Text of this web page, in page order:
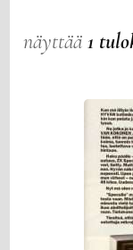
näyttää1